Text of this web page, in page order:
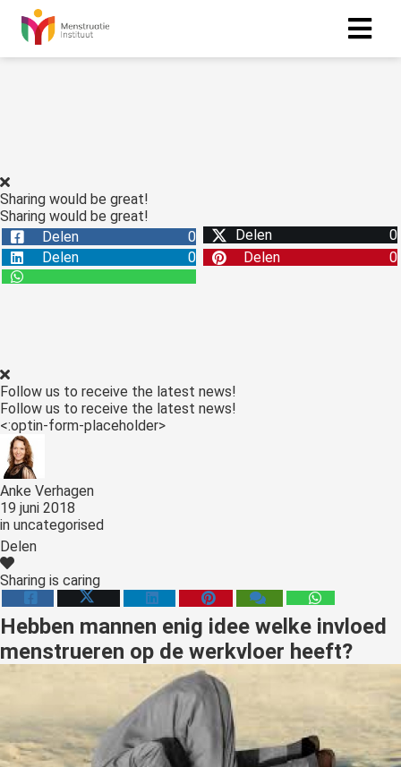
Sharing would be great!
Sharing would be great!
Delen
0 Delen
0
Delen
0 Delen 0
Follow us to receive the latest news!
Follow us to receive the latest news!
<:optin-form-placeholder>
Anke Verhagen
19 juni 2018
in uncategorised
Delen
Sharing is caring
Hebben mannen enig idee welke invloed
menstrueren op de werkvloer heeft?